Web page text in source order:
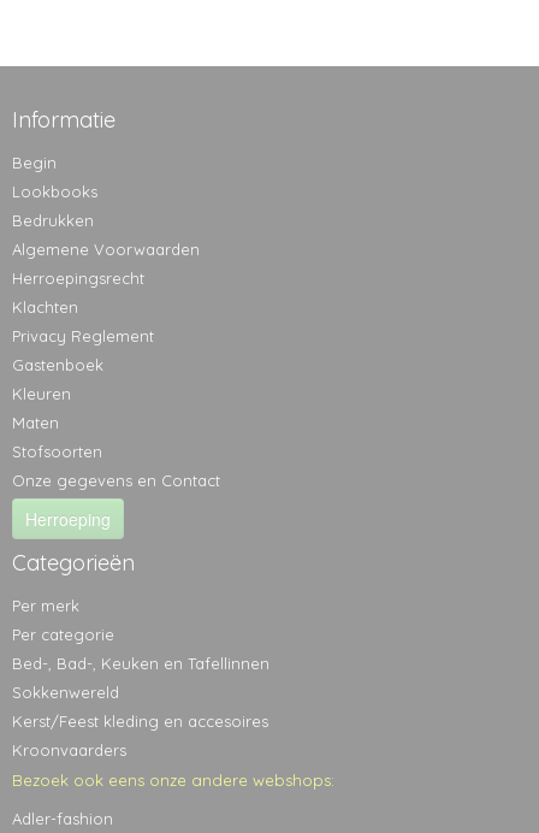
Informatie
Begin
Lookbooks
Bedrukken
Algemene Voorwaarden
Herroepingsrecht
Klachten
Privacy Reglement
Gastenboek
Kleuren
Maten
Stofsoorten
Onze gegevens en Contact
Herroeping
Categorieën
Per merk
Per categorie
Bed-, Bad-, Keuken en Tafellinnen
Sokkenwereld
Kerst/Feest kleding en accesoires
Kroonvaarders
Bezoek ook eens onze andere webshops:
Adler-fashion